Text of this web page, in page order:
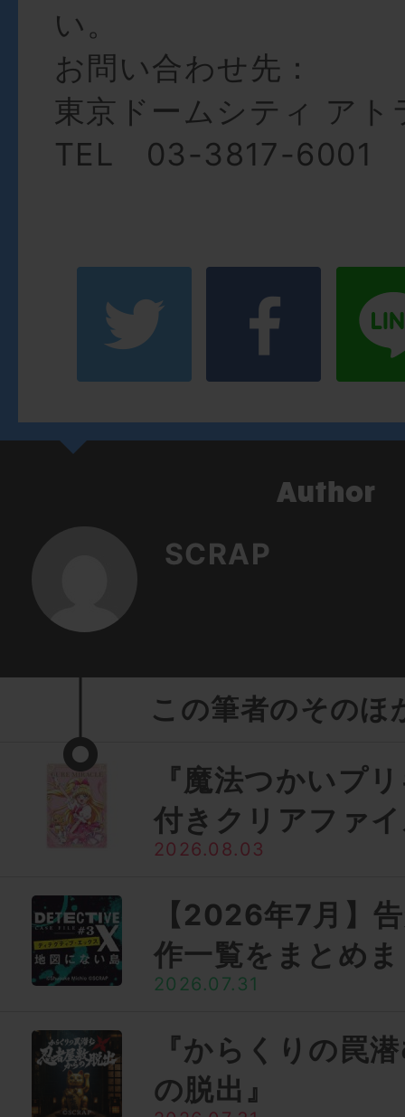
い。
お問い合わせ先：
東京ドームシティ アト
TEL 03-3817-6001
SCRAP
この筆者のそのほ
『魔法つかいプ
付きクリアファ
2026.08.03
【2026年7月】
作一覧をまとめ
2026.07.31
『からくりの罠
の脱出』